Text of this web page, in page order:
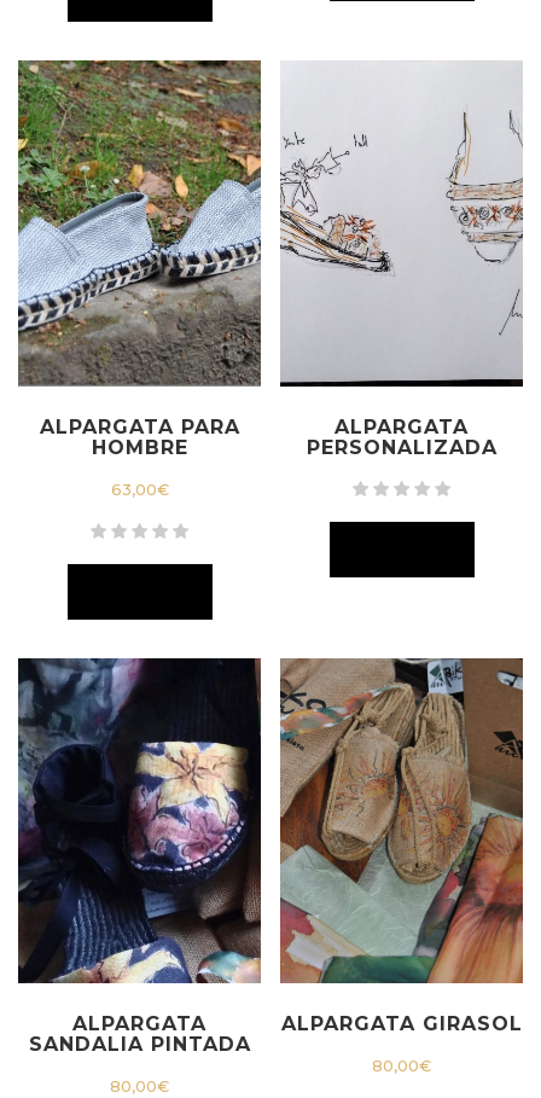
ALPARGATA PARA
HOMBRE
63,00€
ALPARGATA
PERSONALIZADA
ALPARGATA
SANDALIA PINTADA
80,00€
ALPARGATA GIRASOL
80,00€